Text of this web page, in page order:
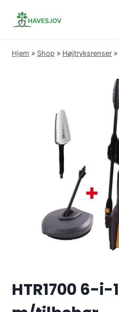
Hjem » Shop » Højtryksrenser »
HTR1700 6-i-1